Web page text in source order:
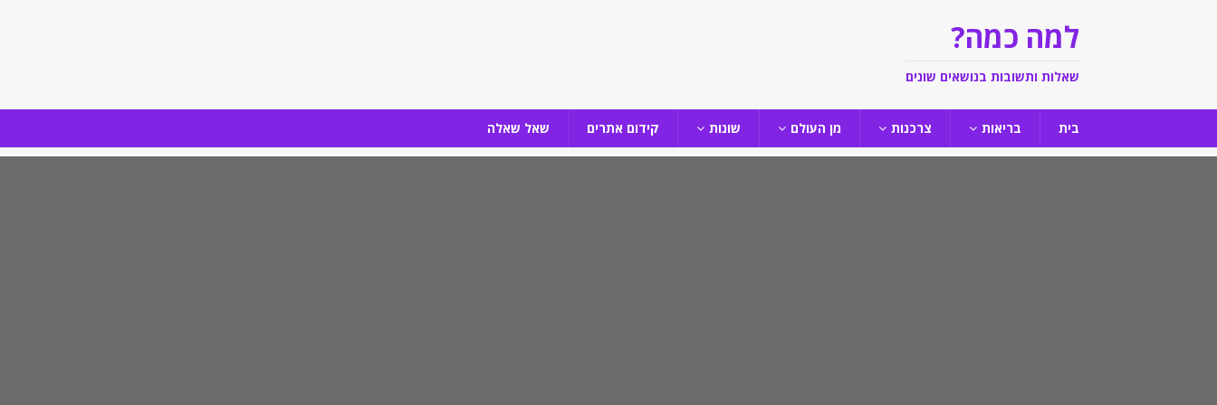
למה כמה?
שאלות ותשובות בנושאים שונים
בית בריאות צרכנות מן העולם שונות קידום אתרים שאל שאלה